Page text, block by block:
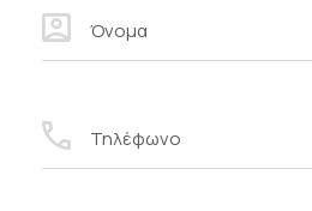
Όνομα
Τηλέφωνο